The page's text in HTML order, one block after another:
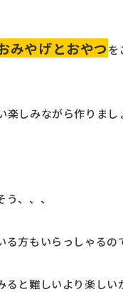
みやげとおやつを
楽しみながら作りまし
、、、
る方もいらっしゃるの
ると難しいより楽し